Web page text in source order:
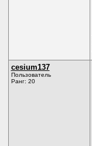
cesium137
Пользователь
Ранг: 20